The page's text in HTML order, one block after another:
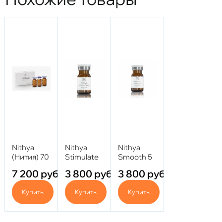
Nithya
(Нития) 70
7 200 руб.
Купить
Nithya
Stimulate
3 800 руб.
Купить
Nithya
Smooth 5
3 800 руб.
Купить